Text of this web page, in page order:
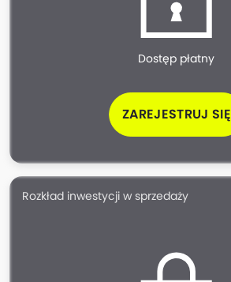
Dostęp płatny
ZAREJESTRUJ SIĘ
Rozkład inwestycji w sprzedaży